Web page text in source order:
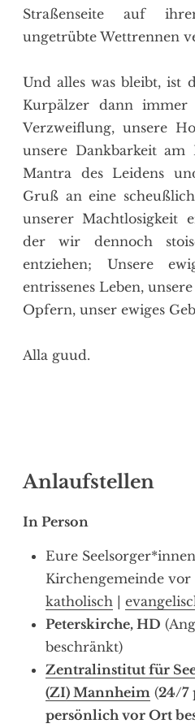
Straßenseite auf
ungetrübte Wettrennen
Und alles was bleibt, ist
Kurpälzer dann immer
Verzweiflung, unsere
unsere Dankbarkeit am
Mantra des Leidens
Gruß an eine
unserer Machtlosigkeit
der wir dennoch
entziehen; Unsere
entrissenes Leben,
Opfern, unser ewiges
Alla guud.
Anlaufstellen
In Person
Eure
Kirchengemeinde
katholisch
Peterskirche, HD
beschränkt)
Zentralinstitut für
(ZI) Mannheim (24/7
persönlich vor Ort